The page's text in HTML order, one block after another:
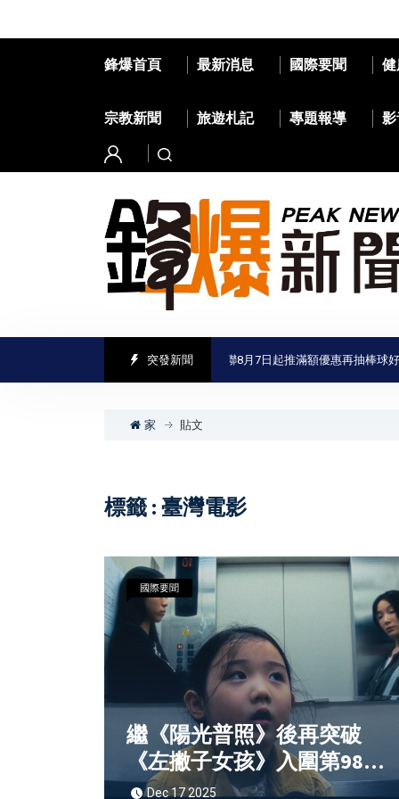
鋒爆首頁 最新消息 國際要聞
宗教新聞 旅遊札記 專題報導 影
突發新聞
台南虱目魚結合中職掀起吃魚熱潮 全聯8月7日起推滿額優惠再抽棒球好禮
家 貼文
標籤 : 臺灣電影
國際要聞
繼《陽光普照》後再突破
《左撇子女孩》入圍第98屆
奧斯卡最佳國際影片15強短
Dec 17 2025